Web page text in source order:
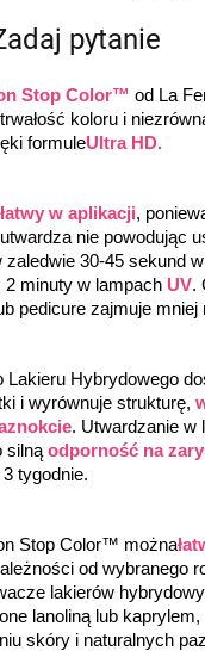
pytanie
Stop Color™ od La
koloru i
formuleUltra HD.
łatwy w aplikacji
nie powodując
30-45 sekund
minuty w lampach UV.
pedicure zajmuje mniej
Lakieru Hybrydowego
i wyrównuje strukturę,
. Utwardzanie w
silną odporność na
tygodnie.
Stop Color™ można
od wybranego
lakierów
lanoliną lub kaprylem,
skóry i naturalnych